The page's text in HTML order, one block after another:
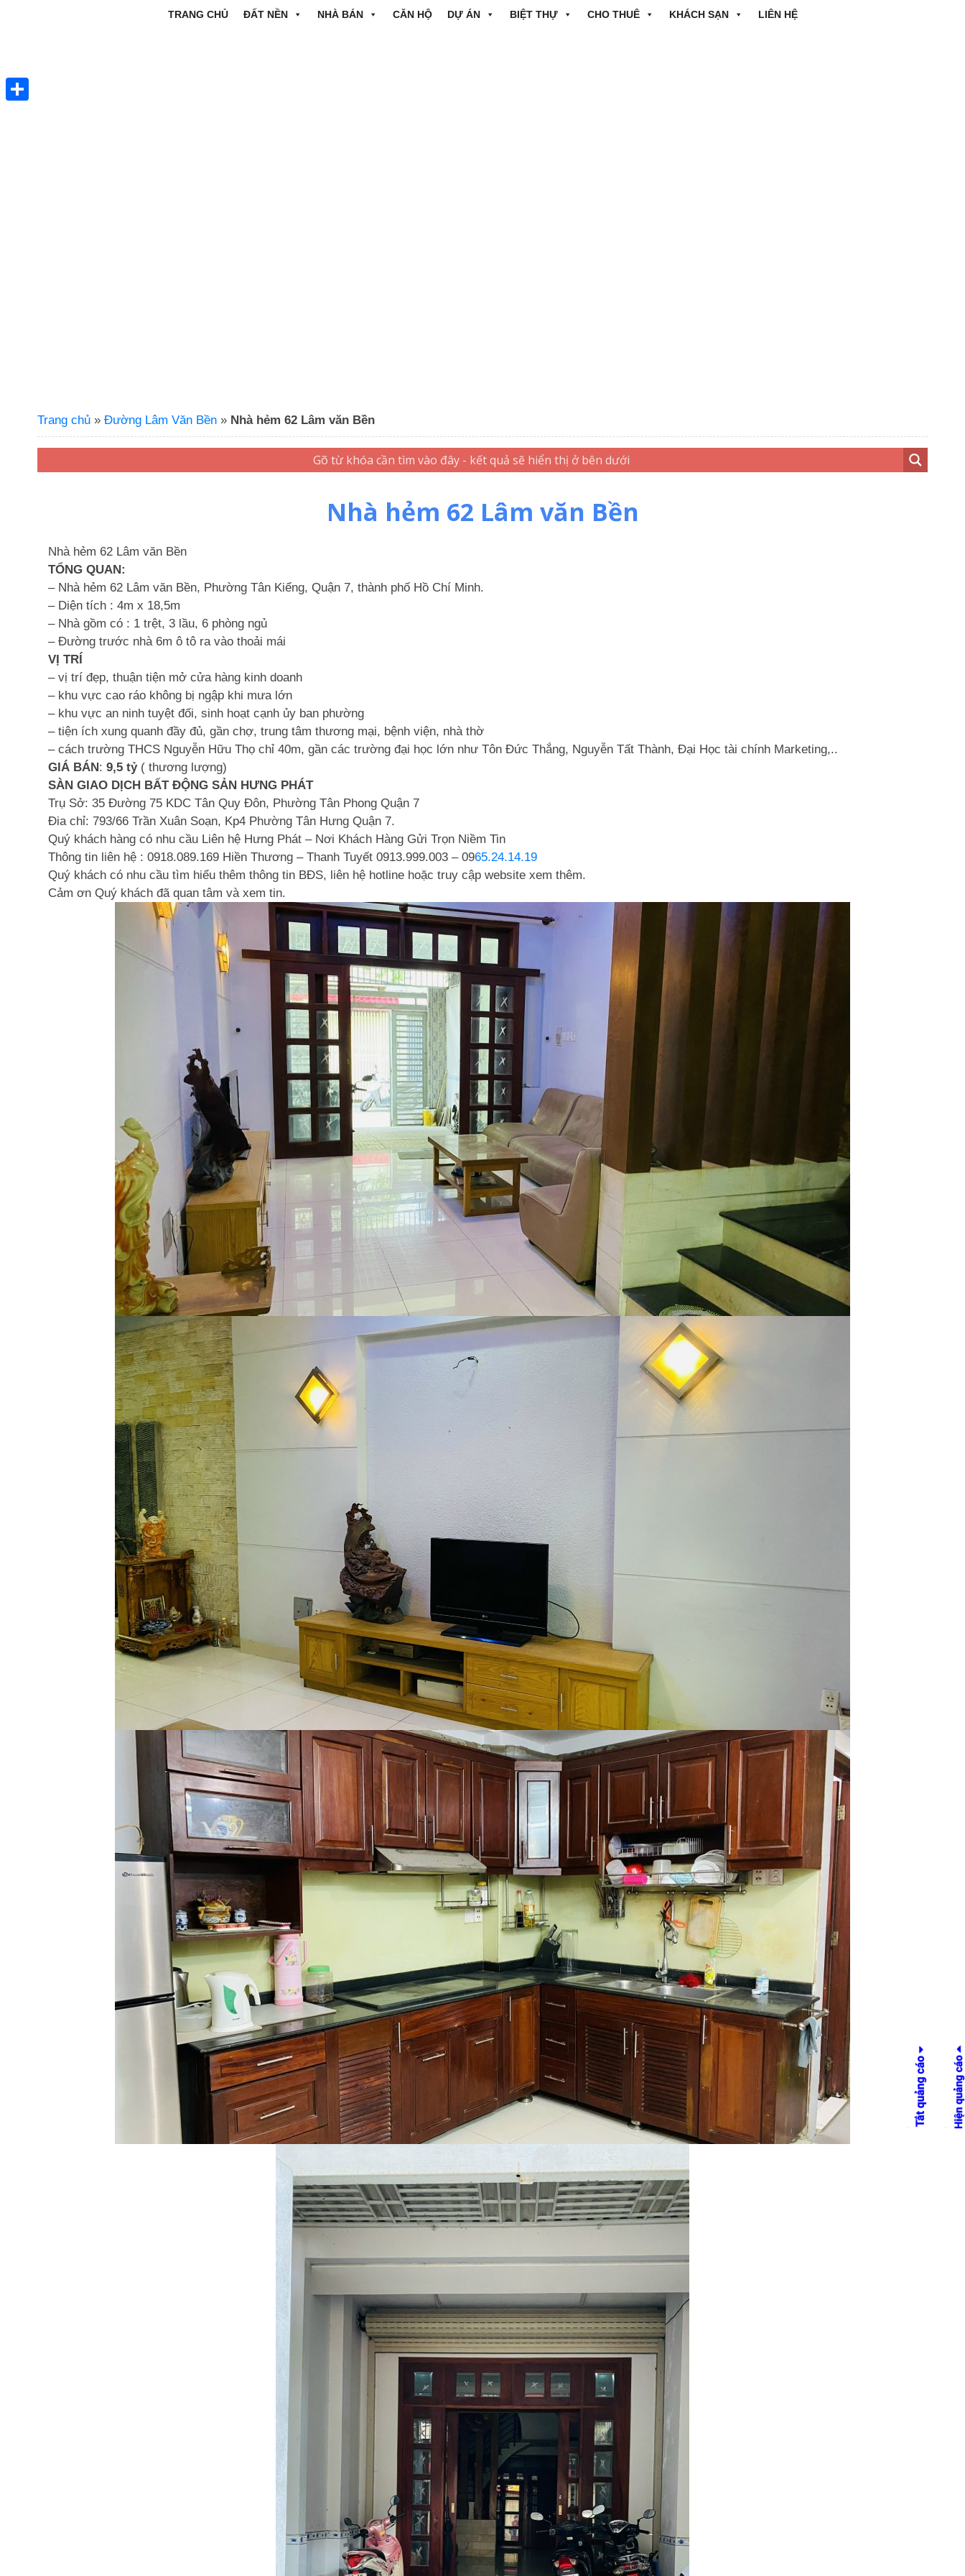
TRANG CHỦ ĐẤT NỀN NHÀ BÁN CĂN HỘ DỰ ÁN BIỆT THỰ CHO THUÊ KHÁCH SẠN LIÊN HỆ
Trang chủ » Đường Lâm Văn Bền » Nhà hẻm 62 Lâm văn Bền
Nhà hẻm 62 Lâm văn Bền
Nhà hẻm 62 Lâm văn Bền
TỔNG QUAN:
– Nhà hẻm 62 Lâm văn Bền, Phường Tân Kiểng, Quận 7, thành phố Hồ Chí Minh.
– Diện tích : 4m x 18,5m
– Nhà gồm có : 1 trệt, 3 lầu, 6 phòng ngủ
– Đường trước nhà 6m ô tô ra vào thoải mái
VỊ TRÍ
– vị trí đẹp, thuận tiện mở cửa hàng kinh doanh
– khu vực cao ráo không bị ngập khi mưa lớn
– khu vực an ninh tuyệt đối, sinh hoạt cạnh ủy ban phường
– tiện ích xung quanh đầy đủ, gần chợ, trung tâm thương mại, bệnh viện, nhà thờ
– cách trường THCS Nguyễn Hữu Thọ chỉ 40m, gần các trường đại học lớn như Tôn Đức Thắng, Nguyễn Tất Thành, Đại Học tài chính Marketing,..
GIÁ BÁN: 9,5 tỷ( thương lượng)
SÀN GIAO DỊCH BẤT ĐỘNG SẢN HƯNG PHÁT
Trụ Sở: 35 Đường 75 KDC Tân Quy Đôn, Phường Tân Phong Quận 7
Đia chỉ: 793/66 Trần Xuân Soạn, Kp4 Phường Tân Hưng Quận 7.
Quý khách hàng có nhu cầu Liên hệ Hưng Phát – Nơi Khách Hàng Gửi Trọn Niềm Tin
Thông tin liên hệ : 0918.089.169 Hiền Thương – Thanh Tuyết 0913.999.003 – 0965.24.14.19
Quý khách có nhu cầu tìm hiểu thêm thông tin BĐS, liên hệ hotline hoặc truy cập website xem thêm.
Cảm ơn Quý khách đã quan tâm và xem tin.